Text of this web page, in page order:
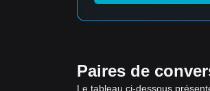
Paires de
Le tableau ci-dessous